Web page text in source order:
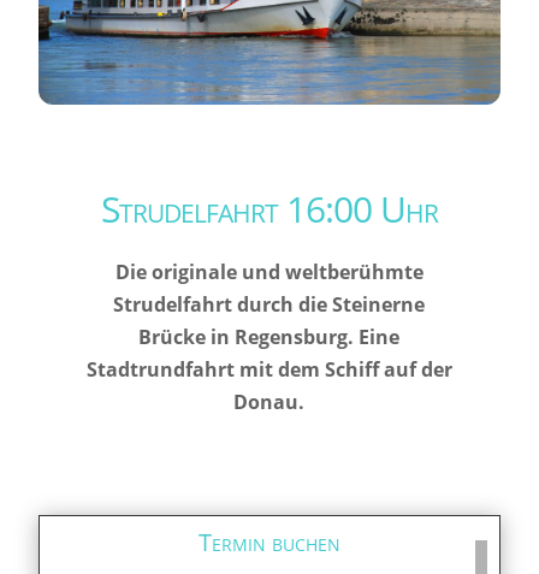
Strudelfahrt 16:00 Uhr
Die originale und weltberühmte
Strudelfahrt durch die Steinerne
Brücke in Regensburg. Eine
Stadtrundfahrt mit dem Schiff auf der
Donau.
Termin buchen